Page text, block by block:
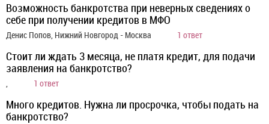
Возможность банкротства при неверных сведениях о
себе при получении кредитов в МФО
Денис Попов, Нижний Новгород - Москва 1 ответ
Стоит ли ждать 3 месяца, не платя кредит, для подачи
заявления на банкротство?
, 1 ответ
Много кредитов. Нужна ли просрочка, чтобы подать на
банкротство?